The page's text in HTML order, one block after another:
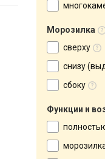
Морозилка
сверху
снизу
сбоку
Функции и